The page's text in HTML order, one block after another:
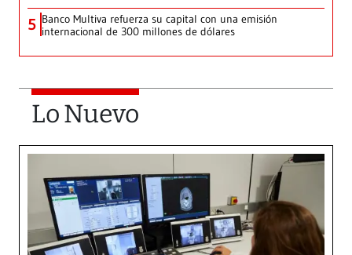
5 Banco Multiva refuerza su capital con una emisión
internacional de 300 millones de dólares
Lo Nuevo